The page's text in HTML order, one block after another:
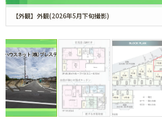
【外観】外観(2026年5月下旬撮影)